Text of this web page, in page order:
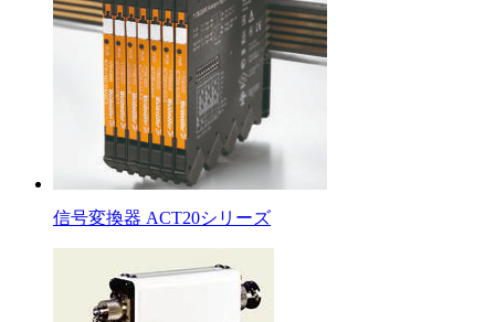
信号変換器 ACT20シリーズ